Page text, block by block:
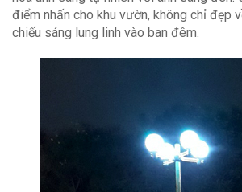
điểm nhấn cho khu vườn, không chỉ đẹp
chiếu sáng lung linh vào ban đêm.